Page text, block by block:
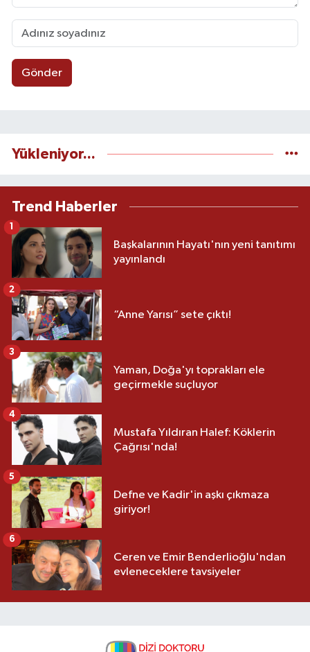
Gönder
Yükleniyor...
Trend Haberler
Başkalarının Hayatı'nın yeni tanıtımı
yayınlandı
1
“Anne Yarısı” sete çıktı!
2
Yaman, Doğa'yı toprakları ele
geçirmekle suçluyor
3
Mustafa Yıldıran Halef: Köklerin
Çağrısı'nda!
4
Defne ve Kadir'in aşkı çıkmaza
giriyor!
5
Ceren ve Emir Benderlioğlu'ndan
evleneceklere tavsiyeler
6